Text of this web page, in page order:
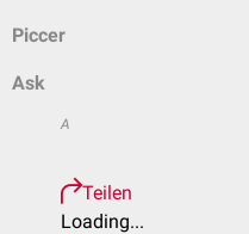
Piccer
Ask
A
Teilen
Loading...